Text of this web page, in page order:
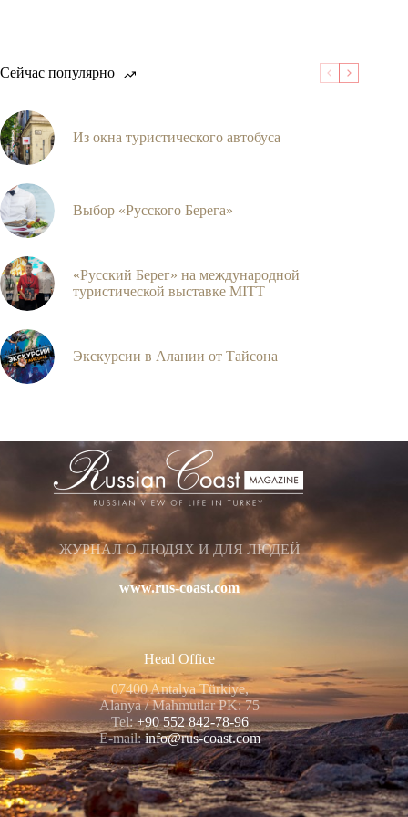
Сейчас популярно
Из окна туристического автобуса
Выбор «Русского Берега»
«Русский Берег» на международной
туристической выставке MITT
Экскурсии в Алании от Тайсона
ЖУРНАЛ О ЛЮДЯХ И ДЛЯ ЛЮДЕЙ
www.rus-coast.com
Head Office
07400 Antalya Türkiye,
Alanya / Mahmutlar PK: 75
Tel:+90 552 842-78-96
E-mail:info@rus-coast.com